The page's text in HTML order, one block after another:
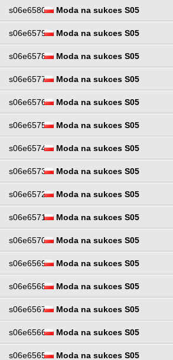
s06e6580 Moda na sukces S05
s06e6579 Moda na sukces S05
s06e6578 Moda na sukces S05
s06e6577 Moda na sukces S05
s06e6576 Moda na sukces S05
s06e6575 Moda na sukces S05
s06e6574 Moda na sukces S05
s06e6573 Moda na sukces S05
s06e6572 Moda na sukces S05
s06e6571 Moda na sukces S05
s06e6570 Moda na sukces S05
s06e6569 Moda na sukces S05
s06e6568 Moda na sukces S05
s06e6567 Moda na sukces S05
s06e6566 Moda na sukces S05
s06e6565 Moda na sukces S05